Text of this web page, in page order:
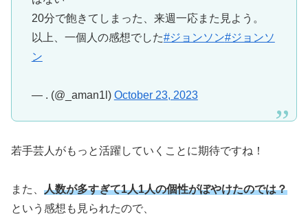
20分で飽きてしまった、来週一応また見よう。
以上、一個人の感想でした#ジョンソン#ジョンソ
ン
— . (@_aman1l) October 23, 2023
若手芸人がもっと活躍していくことに期待ですね！
また、 人数が多すぎて1人1人の個性がぼやけたのでは？
という感想も見られたので、